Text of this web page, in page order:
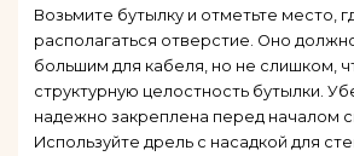
Возьмите бутылку и отметьте место,
располагаться отверстие. Оно
большим для кабеля, но не слишком,
структурную целостность бутылки.
надежно закреплена перед началом
Используйте дрель с насадкой для